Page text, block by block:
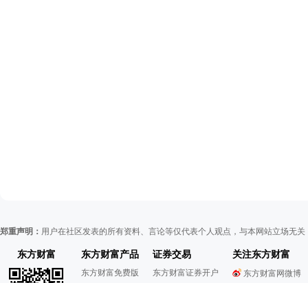
郑重声明： 用户在社区发表的所有资料、言论等仅代表个人观点，与本网站立场无
东方财富 东方财富产品
东方财富免费版
证券交易
东方财富证券开户
关注东方财富
东方财富网微博